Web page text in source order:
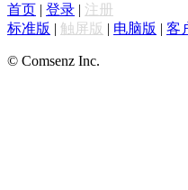
首页 | 登录 | 注册
标准版 | 触屏版 | 电脑版 | 客
© Comsenz Inc.